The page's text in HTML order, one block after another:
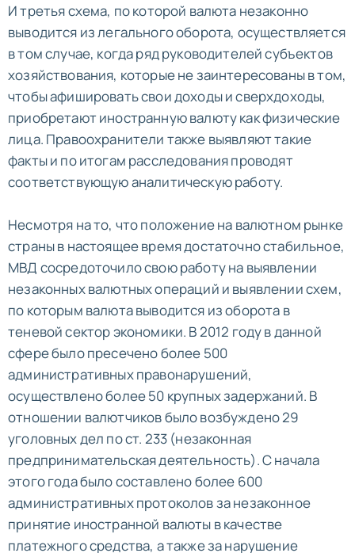
И третья схема, по которой валюта незаконно
выводится из легального оборота, осуществляется
в том случае, когда ряд руководителей субъектов
хозяйствования, которые не заинтересованы в том,
чтобы афишировать свои доходы и сверхдоходы,
приобретают иностранную валюту как физические
лица. Правоохранители также выявляют такие
факты и по итогам расследования проводят
соответствующую аналитическую работу.
Несмотря на то, что положение на валютном рынке
страны в настоящее время достаточно стабильное,
МВД сосредоточило свою работу на выявлении
незаконных валютных операций и выявлении схем,
по которым валюта выводится из оборота в
теневой сектор экономики. В 2012 году в данной
сфере было пресечено более 500
административных правонарушений,
осуществлено более 50 крупных задержаний. В
отношении валютчиков было возбуждено 29
уголовных дел по ст. 233 (незаконная
предпринимательская деятельность). С начала
этого года было составлено более 600
административных протоколов за незаконное
принятие иностранной валюты в качестве
платежного средства, а также за нарушение